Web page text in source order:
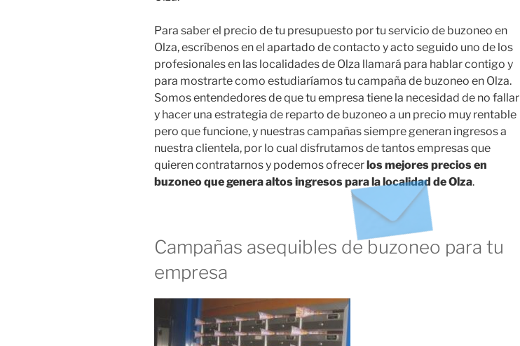
Para saber el precio de tu presupuesto por tu servicio de buzoneo en
Olza, escríbenos en el apartado de contacto y acto seguido uno de los
profesionales en las localidades de Olza llamará para hablar contigo y
para mostrarte como estudiaríamos tu campaña de buzoneo en Olza.
Somos entendedores de que tu empresa tiene la necesidad de no fallar
y hacer una estrategia de reparto de buzoneo a un precio muy rentable
pero que funcione, y nuestras campañas siempre generan ingresos a
nuestra clientela, por lo cual disfrutamos de tantos empresas que
quieren contratarnos y podemos ofrecerlos mejores precios en
buzoneo que genera altos ingresos para la localidad de Olza.
Campañas asequibles de buzoneo para tu
empresa